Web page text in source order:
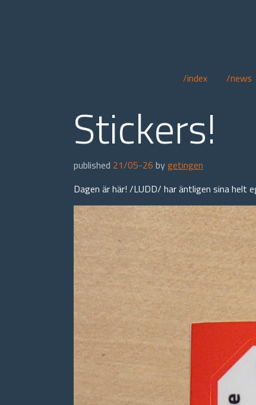
/index /news
Stickers!
published 21/05-26 bygetingen
Dagen är här! /LUDD/ har äntligen sina helt